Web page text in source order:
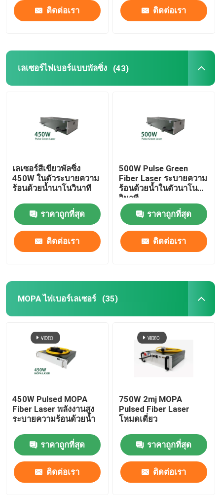
ติดต่อเรา ติดต่อเรา
เลเซอร์ไฟเบอร์แบบพัลซิ่ง (43)
เลเซอร์สีเขียวพัลซิ่ง
450W ในตัวระบายความ
ร้อนด้วยน้ำนาโนวินาที
ราคาถูกที่สุด
ติดต่อเรา
500W Pulse Green
Fiber Laser ระบายความ
ร้อนด้วยน้ำในตัวนาโน
วินาที
ราคาถูกที่สุด
ติดต่อเรา
MOPA ไฟเบอร์เลเซอร์ (35)
450W Pulsed MOPA
Fiber Laser พลังงานสูง
ระบายความร้อนด้วยน้ำ
ราคาถูกที่สุด
ติดต่อเรา
750W 2mj MOPA
Pulsed Fiber Laser
โหมดเดี่ยว
ราคาถูกที่สุด
ติดต่อเรา